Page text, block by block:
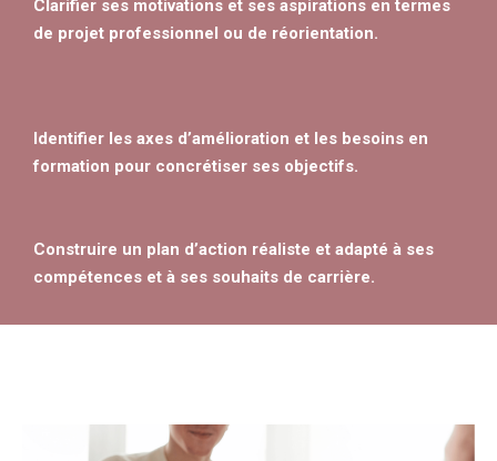
Clarifier ses motivations et ses aspirations en termes
de projet professionnel ou de réorientation.
Identifier les axes d’amélioration et les besoins en
formation pour concrétiser ses objectifs.
Construire un plan d’action réaliste et adapté à ses
compétences et à ses souhaits de carrière.